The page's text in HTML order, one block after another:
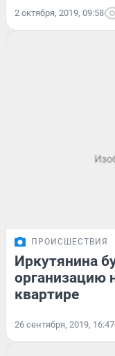
2 октября, 2019, 09:58
ПРОИСШЕСТВИЯ
Иркутянина
организацию
квартире
26 сентября, 2019, 16:47